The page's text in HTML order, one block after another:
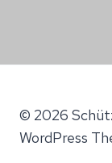
© 2026
WordPress